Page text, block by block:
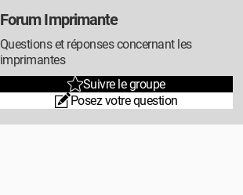
Forum Imprimante
Questions et réponses concernant les
imprimantes
Suivre le groupe
Posez votre question